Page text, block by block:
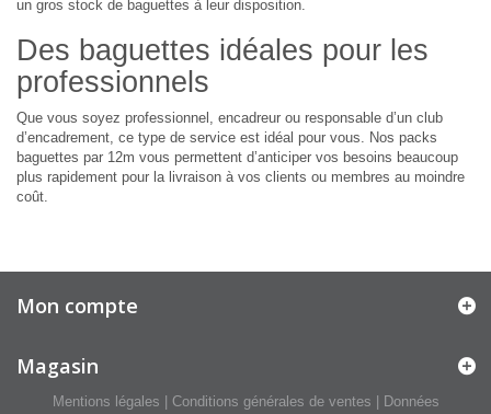
un gros stock de baguettes à leur disposition.
Des baguettes idéales pour les
professionnels
Que vous soyez professionnel, encadreur ou responsable d’un club
d’encadrement, ce type de service est idéal pour vous. Nos packs
baguettes par 12m vous permettent d’anticiper vos besoins beaucoup
plus rapidement pour la livraison à vos clients ou membres au moindre
coût.
Mon compte
Magasin
Mentions légales Conditions générales de ventes
Données